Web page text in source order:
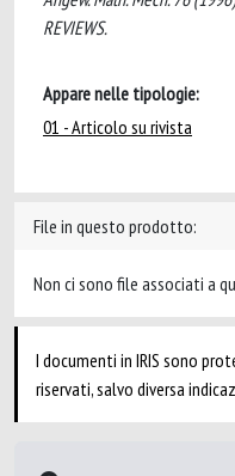
REVIEWS.
Appare nelle tipologie:
01 - Articolo su rivista
File in questo prodotto:
Non ci sono file associati a
I documenti in IRIS sono
riservati, salvo diversa